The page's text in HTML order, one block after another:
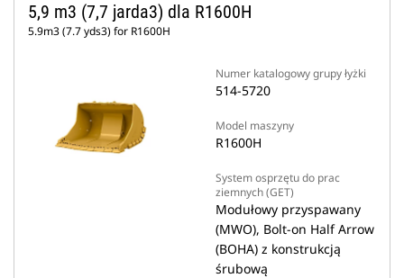
5,9 m3 (7,7 jarda3) dla R1600H
5.9m3 (7.7 yds3) for R1600H
Numer katalogowy grupy łyżki
514-5720
Model maszyny
R1600H
System osprzętu do prac
ziemnych (GET)
Modułowy przyspawany
(MWO), Bolt-on Half Arrow
(BOHA) z konstrukcją
śrubową